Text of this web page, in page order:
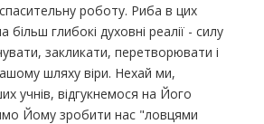
роботу. Риба в цих
більш глибокі духовні реалії - силу
закликати, перетворювати і
шляху віри. Нехай ми,
учнів, відгукнемося на Його
Йому зробити нас "ловцями